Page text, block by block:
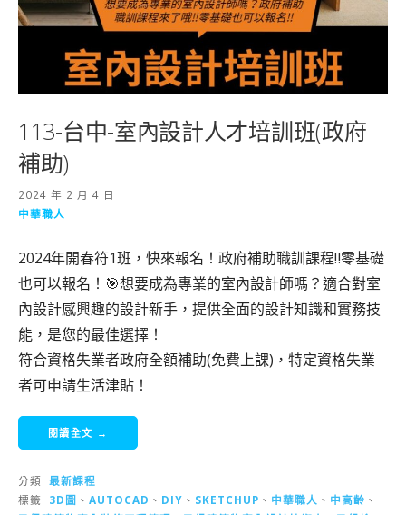
113-台中-室內設計人才培訓班(政府
補助)
2024 年 2 月 4 日
中華職人
2024年開春符1班，快來報名！政府補助職訓課程‼️零基礎
也可以報名！🎯想要成為專業的室內設計師嗎？適合對室
內設計感興趣的設計新手，提供全面的設計知識和實務技
能，是您的最佳選擇！
符合資格失業者政府全額補助(免費上課)，特定資格失業
者可申請生活津貼！
閱讀全文 →
分類: 最新課程
標籤: 3D圖 、 AUTOCAD 、 DIY 、 SKETCHUP 、 中華職人 、 中高齡 、